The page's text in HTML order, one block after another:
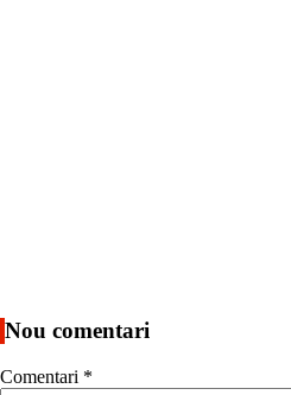
Nou comentari
Comentari *